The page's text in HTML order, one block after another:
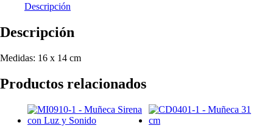
Descripción
Descripción
Medidas: 16 x 14 cm
Productos relacionados